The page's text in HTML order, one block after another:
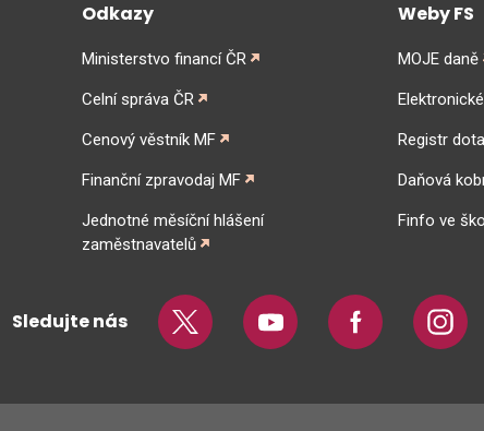
Odkazy
Ministerstvo financí ČR
Celní správa ČR
Cenový věstník MF
Finanční zpravodaj MF
Jednotné měsíční hlášení
zaměstnavatelů
Weby FS
MOJE daně
Registr
Daňová
Finfo ve
Sledujte nás Twitter Youtube Facebook